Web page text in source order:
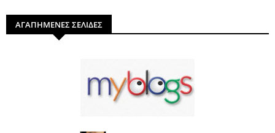
ΑΓΑΠΗΜΕΝΕΣ ΣΕΛΙΔΕΣ